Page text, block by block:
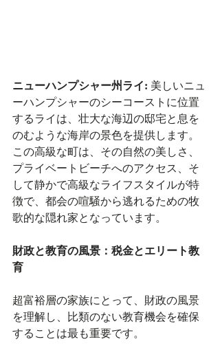
ニューハンプシャー州ライ: 美しいニュ
ーハンプシャーのシーコーストに位置
するライは、壮大な海辺の邸宅と息を
のむような海岸の景色を提供します。
この高級な町は、その自然の美しさ、
プライベートビーチへのアクセス、そ
して静かで高級なライフスタイルが特
徴で、都会の喧騒から逃れるための牧
歌的な隠れ家となっています。
財政と教育の風景：税金とエリート教
育
超富裕層の家族にとって、財政の風景
を理解し、比類のない教育機会を確保
することは最も重要です。